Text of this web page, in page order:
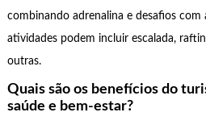
combinando adrenalina e desafios com
atividades podem incluir escalada,
outras.
Quais são os benefícios do
saúde e bem-estar?